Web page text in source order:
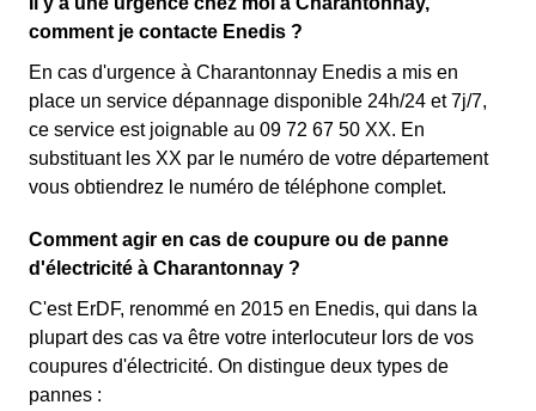
comment je contacte Enedis ?
En cas d'urgence à Charantonnay Enedis a mis en
place un service dépannage disponible 24h/24 et 7j/7,
ce service est joignable au 09 72 67 50 XX. En
substituant les XX par le numéro de votre département
vous obtiendrez le numéro de téléphone complet.
Comment agir en cas de coupure ou de panne
d'électricité à Charantonnay ?
C'est ErDF, renommé en 2015 en Enedis, qui dans la
plupart des cas va être votre interlocuteur lors de vos
coupures d'électricité. On distingue deux types de
pannes :